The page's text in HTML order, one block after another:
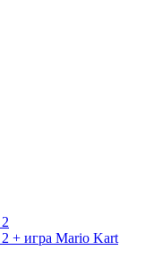
+ игра Mario Kart